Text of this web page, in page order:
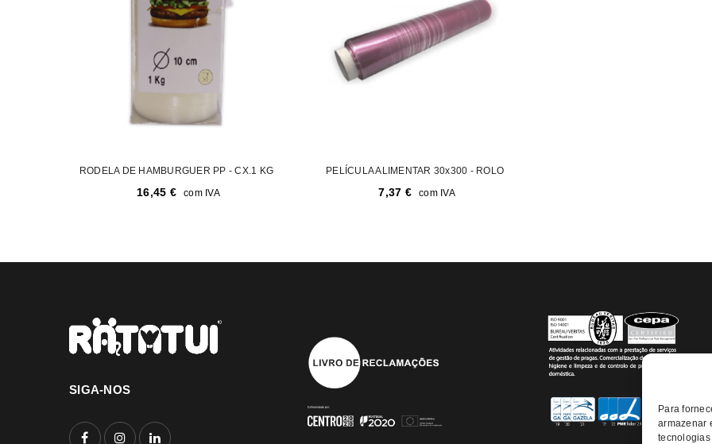
Para
armazenar
tecnologias
RODELA DE HAMBURGUER PP - CX.1 KG
16,45 € com IVA
PELÍCULA ALIMENTAR 30x300 - ROLO
7,37 € com IVA
SIGA-NOS